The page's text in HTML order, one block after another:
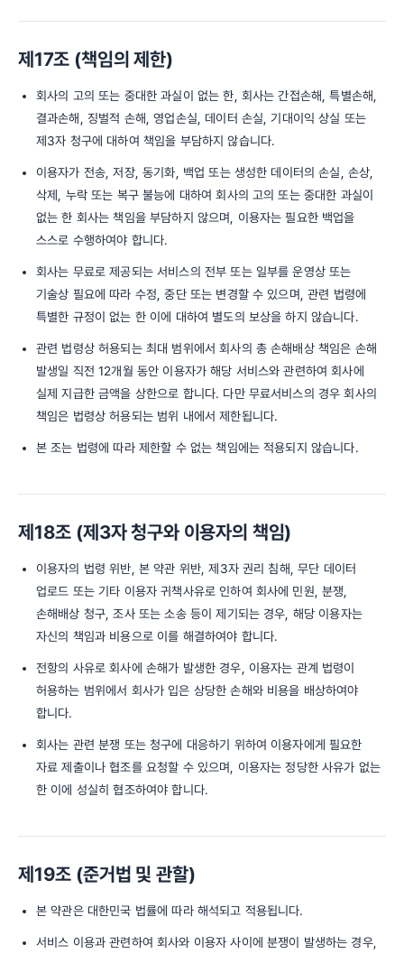
제17조 (책임의 제한)
회사의 고의 또는 중대한 과실이 없는 한, 회사는 간접손해, 특별손해,
결과손해, 징벌적 손해, 영업손실, 데이터 손실, 기대이익 상실 또는
제3자 청구에 대하여 책임을 부담하지 않습니다.
이용자가 전송, 저장, 동기화, 백업 또는 생성한 데이터의 손실, 손상,
삭제, 누락 또는 복구 불능에 대하여 회사의 고의 또는 중대한 과실이
없는 한 회사는 책임을 부담하지 않으며, 이용자는 필요한 백업을
스스로 수행하여야 합니다.
회사는 무료로 제공되는 서비스의 전부 또는 일부를 운영상 또는
기술상 필요에 따라 수정, 중단 또는 변경할 수 있으며, 관련 법령에
특별한 규정이 없는 한 이에 대하여 별도의 보상을 하지 않습니다.
관련 법령상 허용되는 최대 범위에서 회사의 총 손해배상 책임은 손해
발생일 직전 12개월 동안 이용자가 해당 서비스와 관련하여 회사에
실제 지급한 금액을 상한으로 합니다. 다만 무료서비스의 경우 회사의
책임은 법령상 허용되는 범위 내에서 제한됩니다.
본 조는 법령에 따라 제한할 수 없는 책임에는 적용되지 않습니다.
제18조 (제3자 청구와 이용자의 책임)
이용자의 법령 위반, 본 약관 위반, 제3자 권리 침해, 무단 데이터
업로드 또는 기타 이용자 귀책사유로 인하여 회사에 민원, 분쟁,
손해배상 청구, 조사 또는 소송 등이 제기되는 경우, 해당 이용자는
자신의 책임과 비용으로 이를 해결하여야 합니다.
전항의 사유로 회사에 손해가 발생한 경우, 이용자는 관계 법령이
허용하는 범위에서 회사가 입은 상당한 손해와 비용을 배상하여야
합니다.
회사는 관련 분쟁 또는 청구에 대응하기 위하여 이용자에게 필요한
자료 제출이나 협조를 요청할 수 있으며, 이용자는 정당한 사유가 없는
한 이에 성실히 협조하여야 합니다.
제19조 (준거법 및 관할)
본 약관은 대한민국 법률에 따라 해석되고 적용됩니다.
서비스 이용과 관련하여 회사와 이용자 사이에 분쟁이 발생하는 경우,